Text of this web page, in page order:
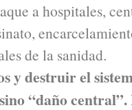
a hospitales,
de la sanidad.
y destruir el
“daño central”.